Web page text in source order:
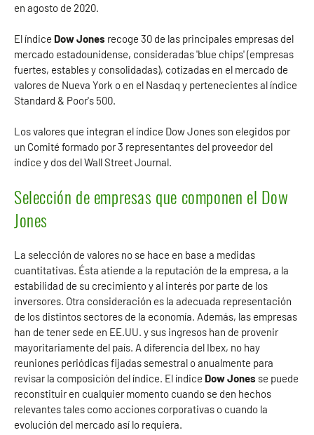
en agosto de 2020.
El índice Dow Jones recoge 30 de las principales empresas del
mercado estadounidense, consideradas 'blue chips' (empresas
fuertes, estables y consolidadas), cotizadas en el mercado de
valores de Nueva York o en el Nasdaq y pertenecientes al índice
Standard & Poor's 500.
Los valores que integran el índice Dow Jones son elegidos por
un Comité formado por 3 representantes del proveedor del
índice y dos del Wall Street Journal.
Selección de empresas que componen el Dow
Jones
La selección de valores no se hace en base a medidas
cuantitativas. Ésta atiende a la reputación de la empresa, a la
estabilidad de su crecimiento y al interés por parte de los
inversores. Otra consideración es la adecuada representación
de los distintos sectores de la economía. Además, las empresas
han de tener sede en EE.UU. y sus ingresos han de provenir
mayoritariamente del país. A diferencia del Ibex, no hay
reuniones periódicas fijadas semestral o anualmente para
revisar la composición del índice. El índice Dow Jones se puede
reconstituir en cualquier momento cuando se den hechos
relevantes tales como acciones corporativas o cuando la
evolución del mercado así lo requiera.